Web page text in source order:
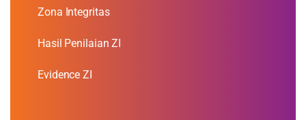
Zona Integritas
Hasil Penilaian ZI
Evidence ZI